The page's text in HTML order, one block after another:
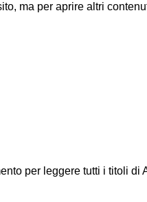
ma per aprire altri
per leggere tutti i titoli di